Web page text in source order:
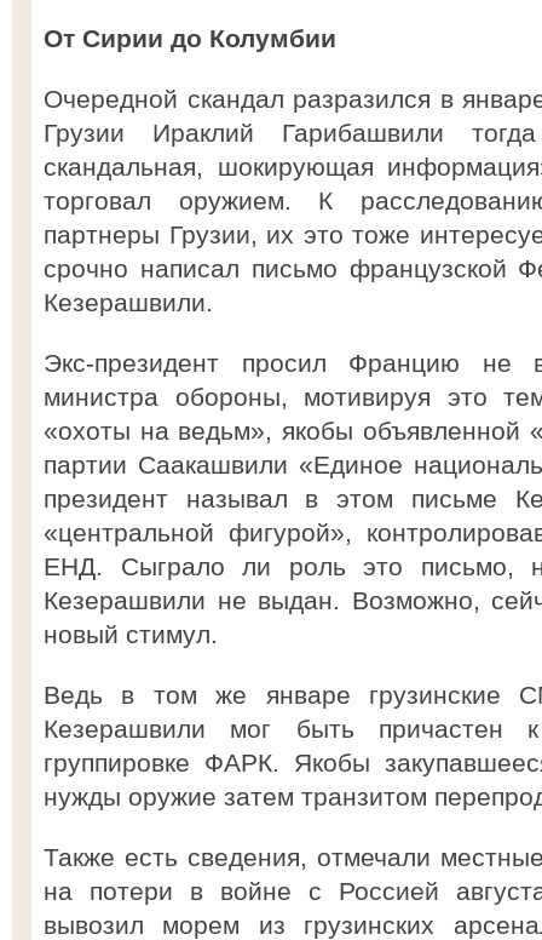
От Сирии до Колумбии
Очередной скандал разразился в
Грузии Ираклий Гарибашвили
скандальная, шокирующая
торговал оружием. К
партнеры Грузии, их это тоже
срочно написал письмо французской
Кезерашвили.
Экс-президент просил Францию не
министра обороны, мотивируя это
«охоты на ведьм», якобы объявленной
партии Саакашвили «Единое
президент называл в этом письме
«центральной фигурой»,
ЕНД. Сыграло ли роль это письмо,
Кезерашвили не выдан. Возможно,
новый стимул.
Ведь в том же январе грузинские
Кезерашвили мог быть причастен к
группировке ФАРК. Якобы
нужды оружие затем транзитом
Также есть сведения, отмечали
на потери в войне с Россией
вывозил морем из грузинских